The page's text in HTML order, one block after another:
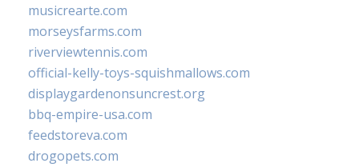
musicrearte.com
morseysfarms.com
riverviewtennis.com
official-kelly-toys-squishmallows.com
displaygardenonsuncrest.org
bbq-empire-usa.com
feedstoreva.com
drogopets.com